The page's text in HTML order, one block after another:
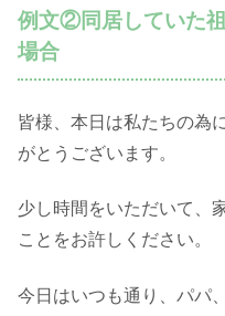
例文②同居していた
場合
皆様、本日は私たちの為
がとうございます。
少し時間をいただいて、
ことをお許しください。
今日はいつも通り、パパ